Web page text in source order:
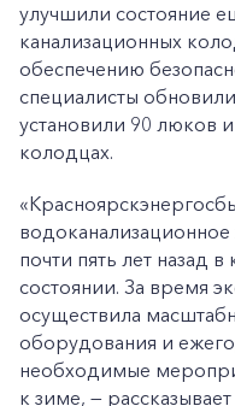
улучшили состояние
канализационных
обеспечению
специалисты
установили 90 люков
колодцах.
почти пять лет назад
состоянии. За время
осуществила
оборудования и
необходимые
к зиме, —